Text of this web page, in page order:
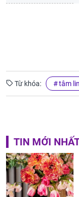
Từ khóa: tâm
TIN MỚI